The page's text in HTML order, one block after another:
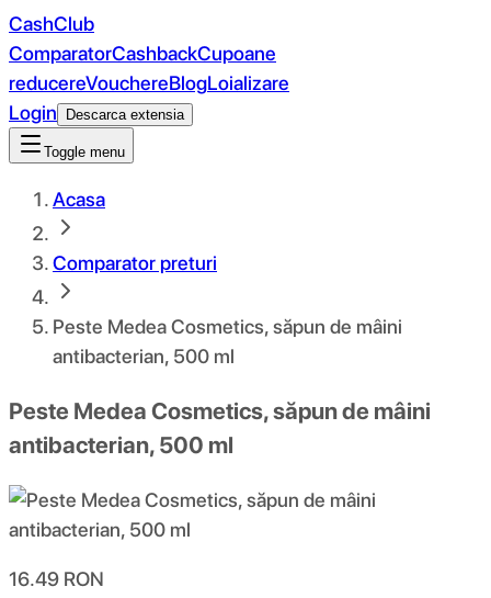
CashClub
ComparatorCashbackCupoane
reducereVouchereBlogLoializare
Login
Descarca extensia
Toggle menu
Acasa
Comparator preturi
Peste Medea Cosmetics, săpun de mâini
antibacterian, 500 ml
Peste Medea Cosmetics, săpun de mâini
antibacterian, 500 ml
16.49 RON